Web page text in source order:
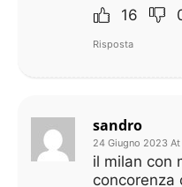
16
Risposta
sandro
24 Giugno 2023 At
il milan con
concorenza